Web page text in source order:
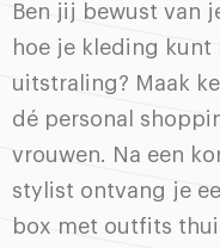
Ben jij bewust van
hoe je kleding kunt
uitstraling? Maak
dé personal
vrouwen. Na een
stylist ontvang je
box met outfits